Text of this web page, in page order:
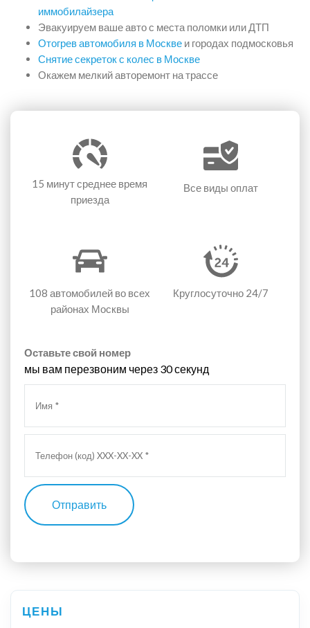
иммобилайзера
Эвакуируем ваше авто с места поломки или ДТП
Отогрев автомобиля в Москве и городах подмосковья
Снятие секреток с колес в Москве
Окажем мелкий авторемонт на трассе
15 минутсреднее время
приезда
Все виды оплат
108 автомобилей во всех
районах Москвы
Круглосуточно 24/7
Оставьте свой номер
мы вам перезвоним через 30 секунд
Отправить